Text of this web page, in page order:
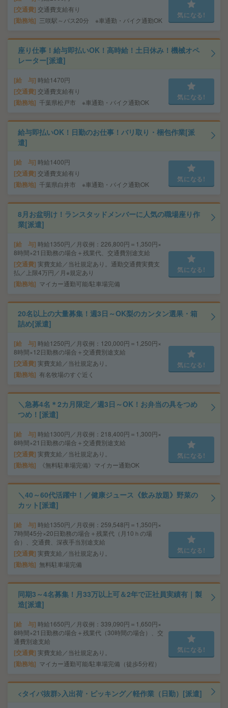
交通費 交通費支給有り
勤務地 三咲駅～バス20分 ※車通勤・バイク通勤OK
気になる!
座り仕事！給与即払いOK！高時給！土日休み！機械オペ
レーター[派遣]
給 与 時給1470円
交通費 交通費支給有り
勤務地 千葉県松戸市 ※車通勤・バイク通勤OK
気になる!
給与即払いOK！日勤のお仕事！バリ取り・梱包作業[派
遣]
給 与 時給1400円
交通費 交通費支給有り
勤務地 千葉県白井市 ※車通勤・バイク通勤OK
気になる!
8月お盆明け！ランスタッドメンバーに人気の職場座り作
業[派遣]
給 与 時給1350円／月収例：226,800円＝1,350円×
8時間×21日勤務の場合＋残業代、交通費別途支給
交通費 実費支給／当社規定あり。通勤交通費実費支
払／上限4万円／月※規定あり
勤務地 マイカー通勤可能/駐車場完備
気になる!
20名以上の大量募集！週3日～OK梨のカンタン選果・箱
詰め[派遣]
給 与 時給1250円／月収例：120,000円＝1,250円×
8時間×12日勤務の場合＋交通費別途支給
交通費 実費支給／当社規定あり。
勤務地 有名牧場のすぐ近く
気になる!
＼急募4名＊2カ月限定／週3日～OK！お弁当の具をつめ
つめ！[派遣]
給 与 時給1300円／月収例：218,400円＝1,300円×
8時間×21日勤務の場合＋交通費別途支給
交通費 実費支給／当社規定あり。
勤務地 《無料駐車場完備》マイカー通勤OK
気になる!
＼40～60代活躍中！／健康ジュース《飲み放題》野菜の
カット[派遣]
給 与 時給1350円／月収例：259,548円＝1,350円×
7時間45分×20日勤務の場合＋残業代（月10ｈの場
合）、交通費、深夜手当別途支給
交通費 実費支給／当社規定あり。
勤務地 無料駐車場完備
気になる!
同期3～4名募集！月33万以上可＆2年で正社員実績有｜製
造[派遣]
給 与 時給1650円／月収例：339,090円＝1,650円×
8時間×21日勤務の場合＋残業代（30時間の場合）、交
通費別途支給
交通費 実費支給／当社規定あり。
勤務地 マイカー通勤可能/駐車場完備（徒歩5分程）
気になる!
<タイパ抜群>入出荷・ピッキング／軽作業（日勤）[派遣]